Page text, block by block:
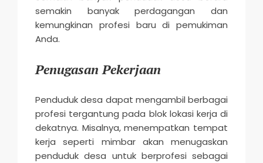
semakin banyak perdagangan dan
kemungkinan profesi baru di pemukiman
Anda.
Penugasan Pekerjaan
Penduduk desa dapat mengambil berbagai
profesi tergantung pada blok lokasi kerja di
dekatnya. Misalnya, menempatkan tempat
kerja seperti mimbar akan menugaskan
penduduk desa untuk berprofesi sebagai